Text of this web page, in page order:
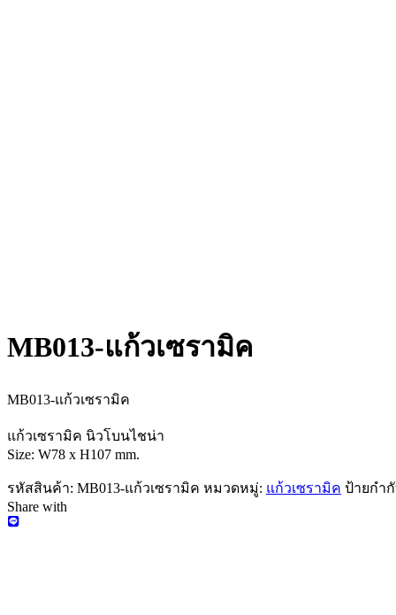
MB013-แก้วเซรามิค
MB013-แก้วเซรามิค
แก้วเซรามิค นิวโบนไชน่า
Size: W78 x H107 mm.
รหัสสินค้า: MB013-แก้วเซรามิค หมวดหมู่: แก้วเซรามิค ป้ายกำ
Share with